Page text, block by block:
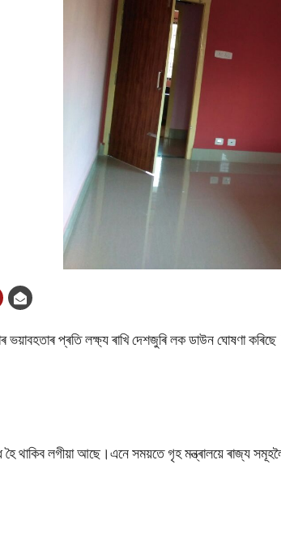
ভয়াবহতাৰ প্ৰতি লক্ষ্য ৰাখি দেশজুৰি লক ডাউন ঘোষণা
লগীয়া আছে।এনে সময়তে গৃহ মন্ত্ৰালয়ে ৰাজ্য সমূহলৈ